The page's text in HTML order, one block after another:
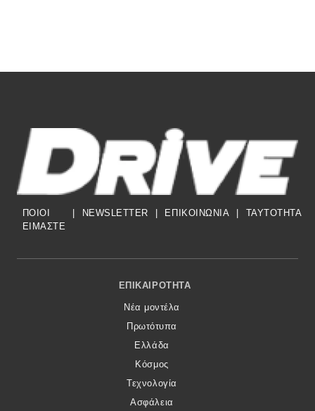
ΠΟΙΟΙ
ΕΙΜΑΣΤΕ
NEWSLETTER ΕΠΙΚΟΙΝΩΝΙΑ TAYTOTHTA
Footer Menu
ΕΠΙΚΑΙΡΌΤΗΤΑ
Νέα μοντέλα
Πρωτότυπα
Ελλάδα
Κόσμος
Τεχνολογία
Ασφάλεια